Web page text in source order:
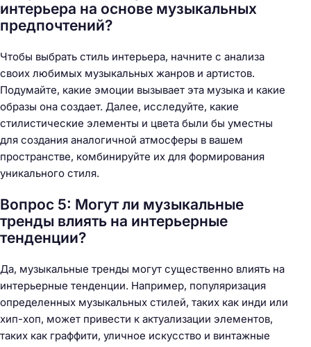
интерьера на основе музыкальных
предпочтений?
Чтобы выбрать стиль интерьера, начните с анализа
своих любимых музыкальных жанров и артистов.
Подумайте, какие эмоции вызывает эта музыка и какие
образы она создает. Далее, исследуйте, какие
стилистические элементы и цвета были бы уместны
для создания аналогичной атмосферы в вашем
пространстве, комбинируйте их для формирования
уникального стиля.
Вопрос 5: Могут ли музыкальные
тренды влиять на интерьерные
тенденции?
Да, музыкальные тренды могут существенно влиять на
интерьерные тенденции. Например, популяризация
определенных музыкальных стилей, таких как инди или
хип-хоп, может привести к актуализации элементов,
таких как граффити, уличное искусство и винтажные